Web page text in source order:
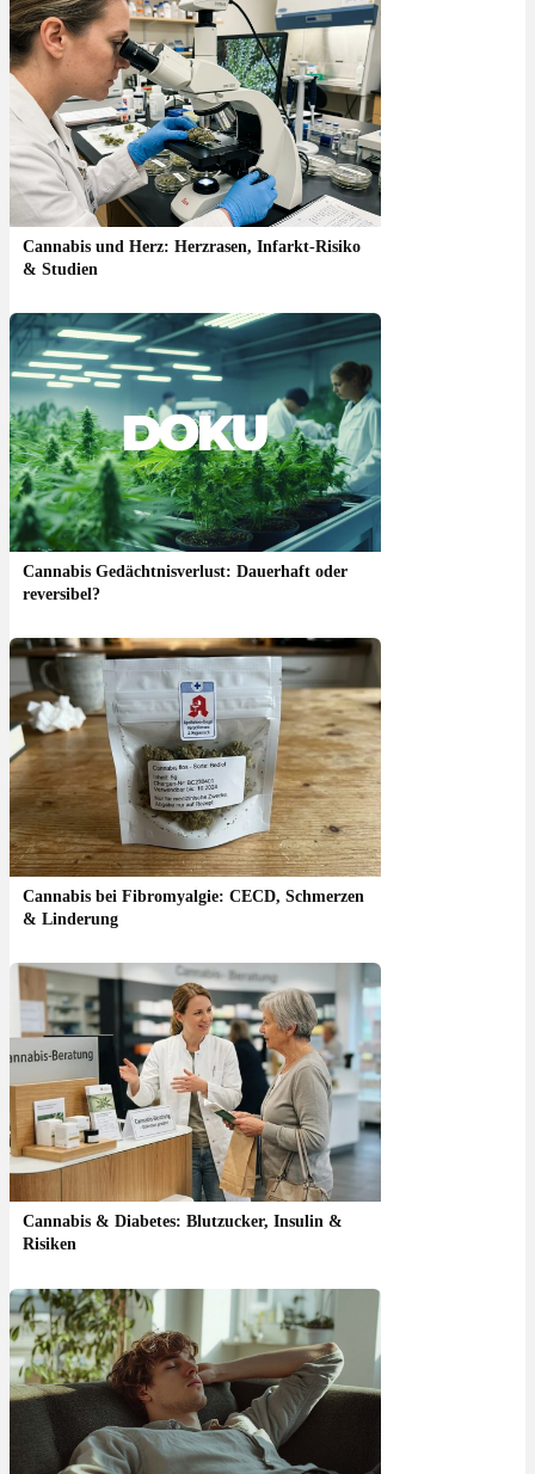
Cannabis und Herz: Herzrasen, Infarkt-Risiko
& Studien
Cannabis Gedächtnisverlust: Dauerhaft oder
reversibel?
Cannabis bei Fibromyalgie: CECD, Schmerzen
& Linderung
Cannabis & Diabetes: Blutzucker, Insulin &
Risiken